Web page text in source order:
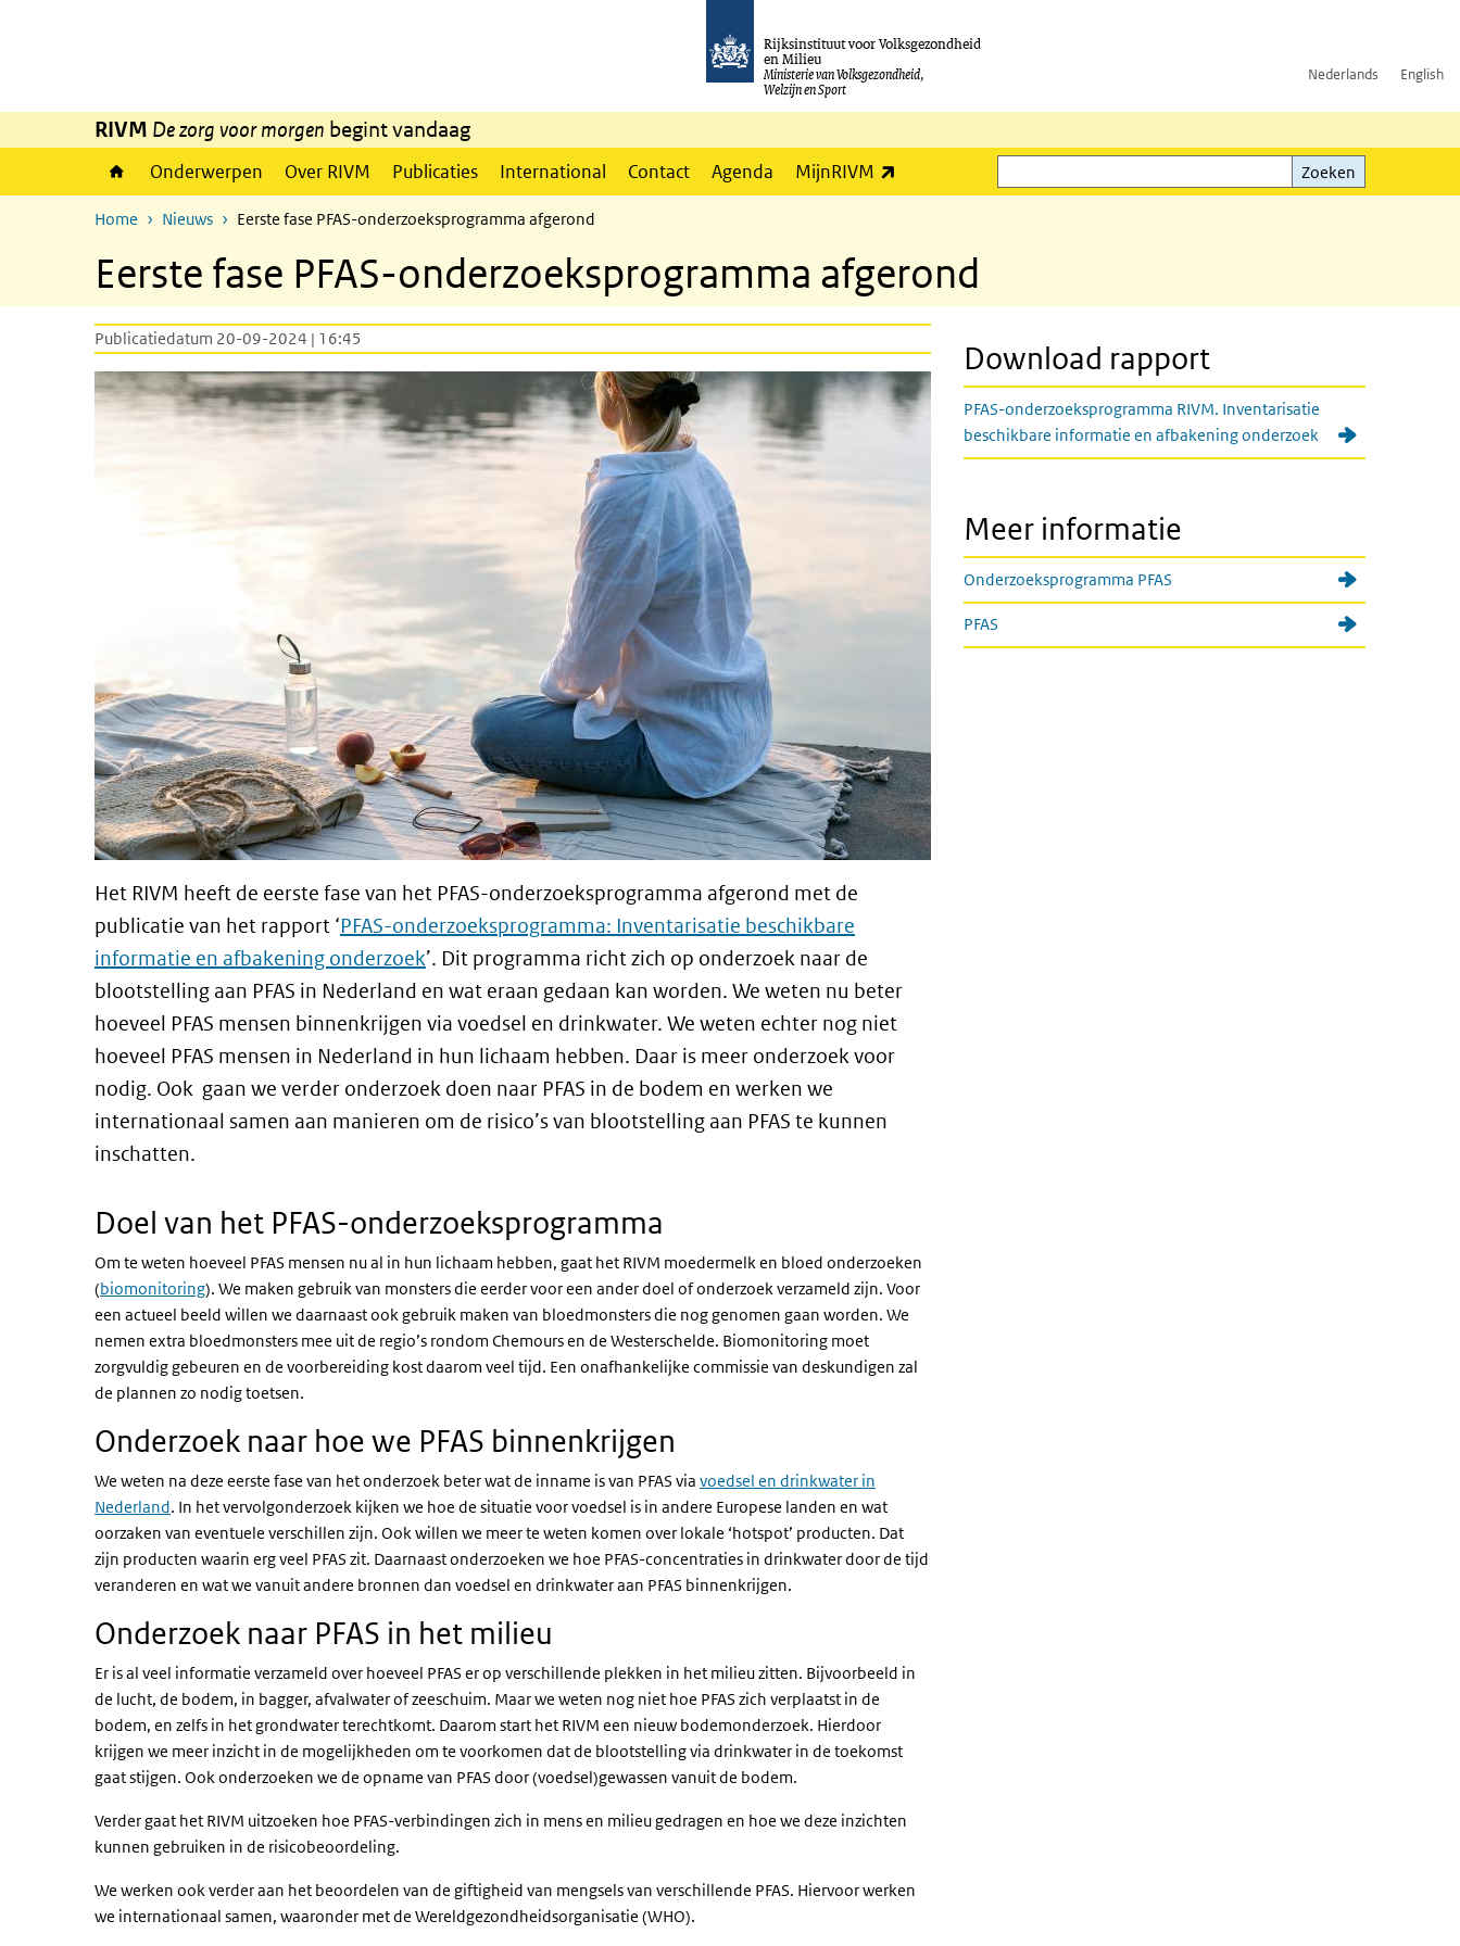
Rijksinstituut voor Volksgezondheid
en Milieu
Ministerie van Volksgezondheid,
Welzijn en Sport
Nederlands English
RIVM De zorg voor morgen begint vandaag
Onderwerpen Over RIVM Publicaties International Contact Agenda MijnRIVM
Zoeken
Zoeken
Home Nieuws Eerste fase PFAS-onderzoeksprogramma afgerond
Eerste fase PFAS-onderzoeksprogramma afgerond
Publicatiedatum 20-09-2024 | 16:45
Het RIVM heeft de eerste fase van het PFAS-onderzoeksprogramma afgerond met de
publicatie van het rapport ‘PFAS-onderzoeksprogramma: Inventarisatie beschikbare
informatie en afbakening onderzoek’. Dit programma richt zich op onderzoek naar de
blootstelling aan PFAS in Nederland en wat eraan gedaan kan worden. We weten nu beter
hoeveel PFAS mensen binnenkrijgen via voedsel en drinkwater. We weten echter nog niet
hoeveel PFAS mensen in Nederland in hun lichaam hebben. Daar is meer onderzoek voor
nodig. Ook gaan we verder onderzoek doen naar PFAS in de bodem en werken we
internationaal samen aan manieren om de risico’s van blootstelling aan PFAS te kunnen
inschatten.
Doel van het PFAS-onderzoeksprogramma
Om te weten hoeveel PFAS mensen nu al in hun lichaam hebben, gaat het RIVM moedermelk en bloed onderzoeken
(biomonitoring). We maken gebruik van monsters die eerder voor een ander doel of onderzoek verzameld zijn. Voor
een actueel beeld willen we daarnaast ook gebruik maken van bloedmonsters die nog genomen gaan worden. We
nemen extra bloedmonsters mee uit de regio’s rondom Chemours en de Westerschelde. Biomonitoring moet
zorgvuldig gebeuren en de voorbereiding kost daarom veel tijd. Een onafhankelijke commissie van deskundigen zal
de plannen zo nodig toetsen.
Onderzoek naar hoe we PFAS binnenkrijgen
We weten na deze eerste fase van het onderzoek beter wat de inname is van PFAS via voedsel en drinkwater in
Nederland. In het vervolgonderzoek kijken we hoe de situatie voor voedsel is in andere Europese landen en wat
oorzaken van eventuele verschillen zijn. Ook willen we meer te weten komen over lokale ‘hotspot’ producten. Dat
zijn producten waarin erg veel PFAS zit. Daarnaast onderzoeken we hoe PFAS-concentraties in drinkwater door de tijd
veranderen en wat we vanuit andere bronnen dan voedsel en drinkwater aan PFAS binnenkrijgen.
Onderzoek naar PFAS in het milieu
Er is al veel informatie verzameld over hoeveel PFAS er op verschillende plekken in het milieu zitten. Bijvoorbeeld in
de lucht, de bodem, in bagger, afvalwater of zeeschuim. Maar we weten nog niet hoe PFAS zich verplaatst in de
bodem, en zelfs in het grondwater terechtkomt. Daarom start het RIVM een nieuw bodemonderzoek. Hierdoor
krijgen we meer inzicht in de mogelijkheden om te voorkomen dat de blootstelling via drinkwater in de toekomst
gaat stijgen. Ook onderzoeken we de opname van PFAS door (voedsel)gewassen vanuit de bodem.
Verder gaat het RIVM uitzoeken hoe PFAS-verbindingen zich in mens en milieu gedragen en hoe we deze inzichten
kunnen gebruiken in de risicobeoordeling.
We werken ook verder aan het beoordelen van de giftigheid van mengsels van verschillende PFAS. Hiervoor werken
we internationaal samen, waaronder met de Wereldgezondheidsorganisatie (WHO).
Download rapport
PFAS-onderzoeksprogramma RIVM. Inventarisatie
beschikbare informatie en afbakening onderzoek
Meer informatie
Onderzoeksprogramma PFAS
PFAS